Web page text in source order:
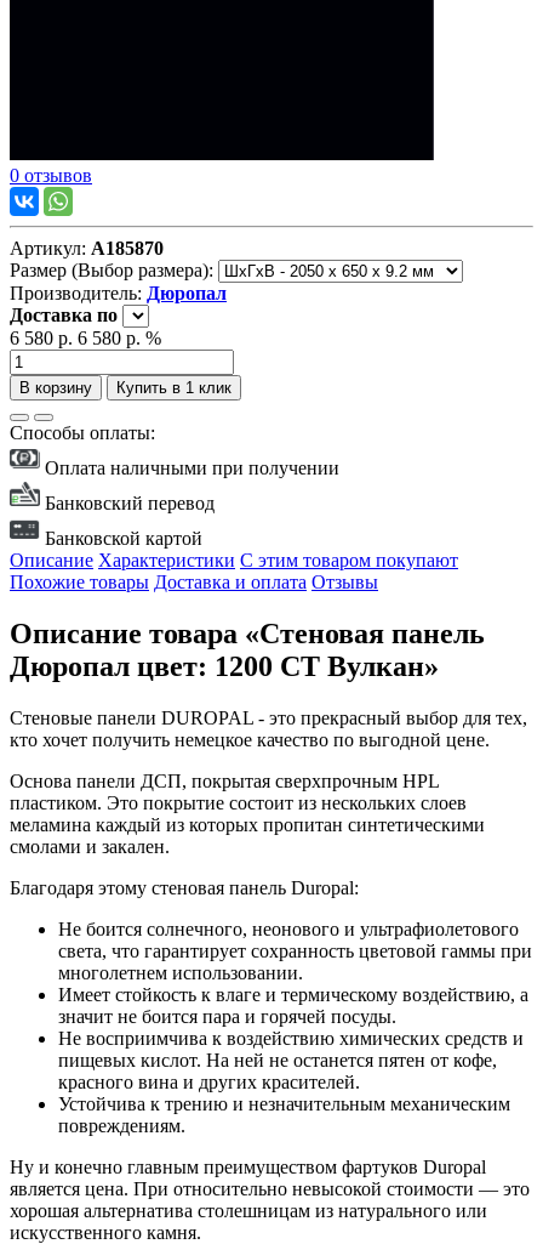
0 отзывов
Артикул: А185870
Размер (Выбор размера):
Производитель: Дюропал
Доставка по
6 580 р. 6 580 р. %
В корзину Купить в 1 клик
Способы оплаты:
Оплата наличными при получении
Банковский перевод
Банковской картой
Описание Характеристики С этим товаром покупают
Похожие товары Доставка и оплата Отзывы
Описание товара «Стеновая панель
Дюропал цвет: 1200 СТ Вулкан»
Стеновые панели DUROPAL - это прекрасный выбор для тех,
кто хочет получить немецкое качество по выгодной цене.
Основа панели ДСП, покрытая сверхпрочным HPL
пластиком. Это покрытие состоит из нескольких слоев
меламина каждый из которых пропитан синтетическими
смолами и закален.
Благодаря этому стеновая панель Duropal:
Не боится солнечного, неонового и ультрафиолетового
света, что гарантирует сохранность цветовой гаммы при
многолетнем использовании.
Имеет стойкость к влаге и термическому воздействию, а
значит не боится пара и горячей посуды.
Не восприимчива к воздействию химических средств и
пищевых кислот. На ней не останется пятен от кофе,
красного вина и других красителей.
Устойчива к трению и незначительным механическим
повреждениям.
Ну и конечно главным преимуществом фартуков Duropal
является цена. При относительно невысокой стоимости — это
хорошая альтернатива столешницам из натурального или
искусственного камня.